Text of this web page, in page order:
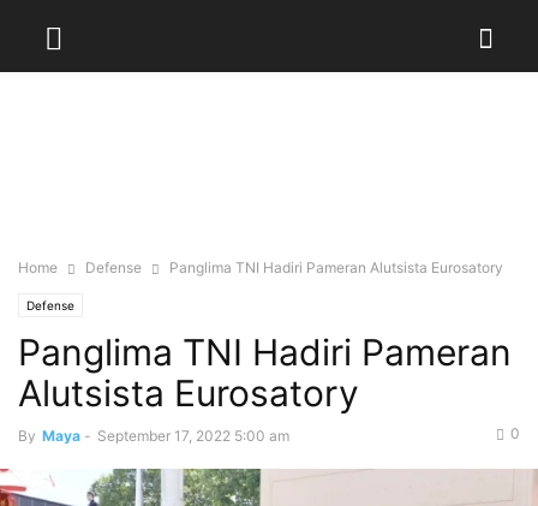
Home Defense Panglima TNI Hadiri Pameran Alutsista Eurosatory
Defense
Panglima TNI Hadiri Pameran
Alutsista Eurosatory
By Maya - September 17, 2022 5:00 am 0